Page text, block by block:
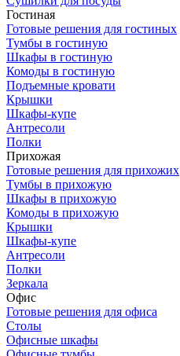
Гостиная
Готовые решения для гостиных
Тумбы в гостиную
Шкафы в гостиную
Комоды в гостиную
Подъемные кровати
Крышки
Шкафы-купе
Антресоли
Полки
Прихожая
Готовые решения для прихожих
Тумбы в прихожую
Шкафы в прихожую
Комоды в прихожую
Крышки
Шкафы-купе
Антресоли
Полки
Зеркала
Офис
Готовые решения для офиса
Столы
Офисные шкафы